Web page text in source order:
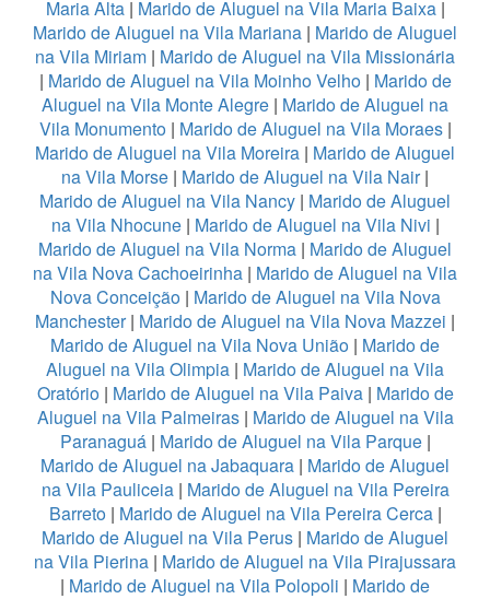
Maria Alta| Marido de Aluguel na Vila Maria Baixa|
Marido de Aluguel na Vila Mariana | Marido de Aluguel
na Vila Miriam | Marido de Aluguel na Vila Missionária
| Marido de Aluguel na Vila Moinho Velho| Marido de
Aluguel na Vila Monte Alegre | Marido de Aluguel na
Vila Monumento| Marido de Aluguel na Vila Moraes|
Marido de Aluguel na Vila Moreira | Marido de Aluguel
na Vila Morse | Marido de Aluguel na Vila Nair|
Marido de Aluguel na Vila Nancy | Marido de Aluguel
na Vila Nhocune| Marido de Aluguel na Vila Nivi |
Marido de Aluguel na Vila Norma | Marido de Aluguel
na Vila Nova Cachoeirinha | Marido de Aluguel na Vila
Nova Conceição| Marido de Aluguel na Vila Nova
Manchester| Marido de Aluguel na Vila Nova Mazzei |
Marido de Aluguel na Vila Nova União | Marido de
Aluguel na Vila Olimpia | Marido de Aluguel na Vila
Oratório| Marido de Aluguel na Vila Paiva| Marido de
Aluguel na Vila Palmeiras| Marido de Aluguel na Vila
Paranaguá| Marido de Aluguel na Vila Parque|
Marido de Aluguel na Jabaquara | Marido de Aluguel
na Vila Pauliceia| Marido de Aluguel na Vila Pereira
Barreto| Marido de Aluguel na Vila Pereira Cerca|
Marido de Aluguel na Vila Perus | Marido de Aluguel
na Vila Pierina | Marido de Aluguel na Vila Pirajussara
| Marido de Aluguel na Vila Polopoli | Marido de